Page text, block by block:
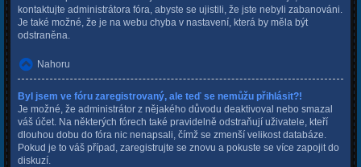
kontaktujte administrátora fóra, abyste se ujistili, že jste nebyli zabanováni.
Je také možné, že je na webu chyba v nastavení, která by měla být
odstraněna.
Nahoru
Byl jsem ve fóru zaregistrovaný, ale teď se nemůžu přihlásit?!
Je možné, že administrátor z nějakého důvodu deaktivoval nebo smazal
váš účet. Na některých fórech také pravidelně odstraňují uživatele, kteří
dlouhou dobu do fóra nic nenapsali, čímž se zmenší velikost databáze.
Pokud je to váš případ, zaregistrujte se znovu a pokuste se více zapojit do
diskuzí.